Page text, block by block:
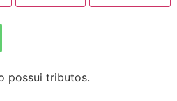
possui tributos.